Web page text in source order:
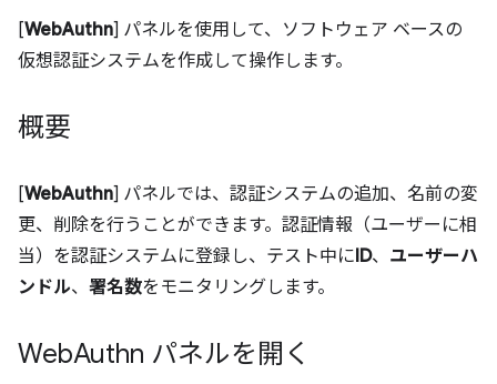
[WebAuthn] パネルを使用して、ソフトウェア ベースの
仮想認証システムを作成して操作します。
概要
[WebAuthn] パネルでは、認証システムの追加、名前の変
更、削除を行うことができます。認証情報（ユーザーに相
当）を認証システムに登録し、テスト中にID、 ユーザーハ
ンドル、 署名数をモニタリングします。
WebAuthn パネルを開く